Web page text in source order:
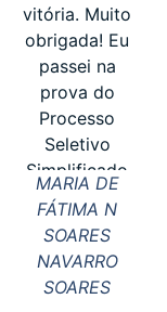
vitória. Muito
obrigada! Eu
passei na
prova do
Processo
Seletivo
Simplificado
da Seed/Pr
em 2022
para
professora e
neste ano fui
MARIA DE
FÁTIMA N
SOARES
NAVARRO
SOARES